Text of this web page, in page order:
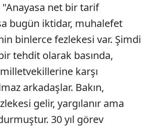
"Anayasa net bir tarif
bugün iktidar, muhalefet
binlerce fezlekesi var. Şimdi
tehdit olarak basında,
karşı
arkadaşlar. Bakın,
gelir, yargılanır ama
30 yıl görev